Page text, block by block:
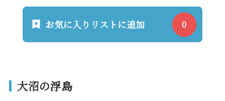
お気に入りリストに追加
大沼の浮島